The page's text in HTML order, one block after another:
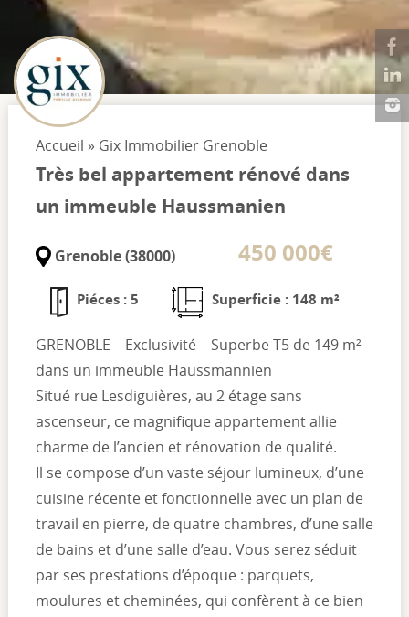
Accueil » Gix Immobilier Grenoble
Très bel appartement rénové dans
un immeuble Haussmanien
Grenoble (38000) 450 000€
Piéces : 5 Superficie : 148 m²
GRENOBLE – Exclusivité – Superbe T5 de 149 m²
dans un immeuble Haussmannien
Situé rue Lesdiguières, au 2 étage sans
ascenseur, ce magnifique appartement allie
charme de l’ancien et rénovation de qualité.
Il se compose d’un vaste séjour lumineux, d’une
cuisine récente et fonctionnelle avec un plan de
travail en pierre, de quatre chambres, d’une salle
de bains et d’une salle d’eau. Vous serez séduit
par ses prestations d’époque : parquets,
moulures et cheminées, qui confèrent à ce bien